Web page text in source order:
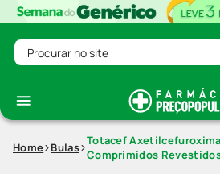
Procurar no site
Home Bulas Totacef
Comprimidos